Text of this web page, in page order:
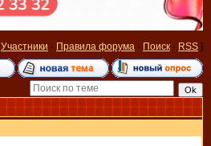
Участники · Правила форума · Поиск · RSS ]